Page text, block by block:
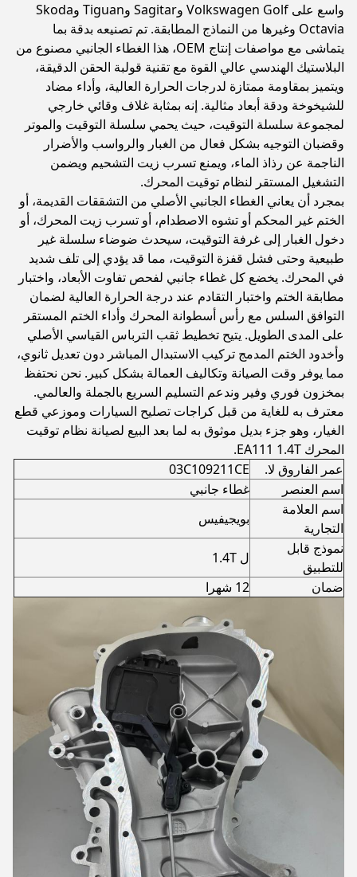
واسع على Volkswagen Golf وSagitar وTiguan وSkoda
Octavia وغيرها من النماذج المطابقة. تم تصنيعه بدقة بما
يتماشى مع مواصفات إنتاج OEM، هذا الغطاء الجانبي مصنوع من
البلاستيك الهندسي عالي القوة مع تقنية قولبة الحقن الدقيقة،
ويتميز بمقاومة ممتازة لدرجات الحرارة العالية، وأداء مضاد
للشيخوخة ودقة أبعاد مثالية. إنه بمثابة غلاف وقائي خارجي
لمجموعة سلسلة التوقيت، حيث يحمي سلسلة التوقيت والموتر
وقضبان التوجيه بشكل فعال من الغبار والرواسب والأضرار
الناجمة عن رذاذ الماء، ويمنع تسرب زيت التشحيم ويضمن
التشغيل المستقر لنظام توقيت المحرك.
بمجرد أن يعاني الغطاء الجانبي الأصلي من التشققات القديمة، أو
الختم غير المحكم أو تشوه الاصطدام، أو تسرب زيت المحرك، أو
دخول الغبار إلى غرفة التوقيت، سيحدث ضوضاء سلسلة غير
طبيعية وحتى فشل قفزة التوقيت، مما قد يؤدي إلى تلف شديد
في المحرك. يخضع كل غطاء جانبي لفحص تفاوت الأبعاد، واختبار
مطابقة الختم واختبار التقادم عند درجة الحرارة العالية لضمان
التوافق السلس مع رأس أسطوانة المحرك وأداء الختم المستقر
على المدى الطويل. يتيح تخطيط ثقب الترباس القياسي الأصلي
وأخدود الختم المدمج تركيب الاستبدال المباشر دون تعديل ثانوي،
مما يوفر وقت الصيانة وتكاليف العمالة بشكل كبير. نحن نحتفظ
بمخزون فوري وفير وندعم التسليم السريع بالجملة والعالمي.
معترف به للغاية من قبل كراجات تصليح السيارات وموزعي قطع
الغيار، وهو جزء بديل موثوق به لما بعد البيع لصيانة نظام توقيت
المحرك EA111 1.4T.
عمر الفاروق لا.
03C109211CE
اسم العنصر
غطاء جانبي
اسم العلامة
التجارية
بويجيفيس
نموذج قابل
للتطبيق
ل 1.4T
ضمان
12 شهرا